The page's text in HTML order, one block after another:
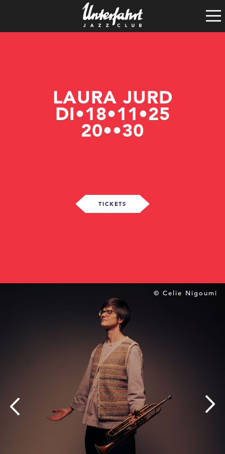
LAURA JURD
DI•18•11•25
20••30
TICKETS
© Celie Nigoumi